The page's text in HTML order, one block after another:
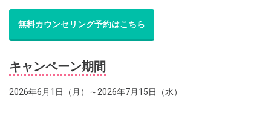
無料カウンセリング予約はこちら
キャンペーン期間
2026年6月1日（月）～2026年7月15日（水）